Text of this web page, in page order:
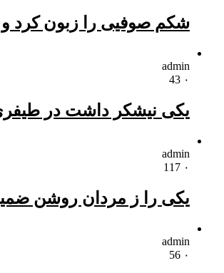
شکم صوفیی را زبون کرد
admin
۰
یکی نیشکر داشت در
admin
۰
یکی را ز مردان روشن
admin
۰